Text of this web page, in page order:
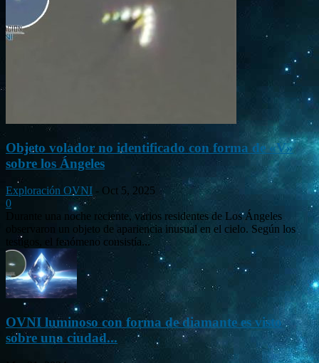
Objeto volador no identificado con forma de «V»
sobre los Ángeles
Exploración OVNI - Oct 5, 2025
0
Durante una noche reciente, varios residentes de Los Ángeles
observaron un objeto de apariencia inusual en el cielo. Según los
testigos, el fenómeno consistía...
OVNI luminoso con forma de diamante es visto
sobre una ciudad...